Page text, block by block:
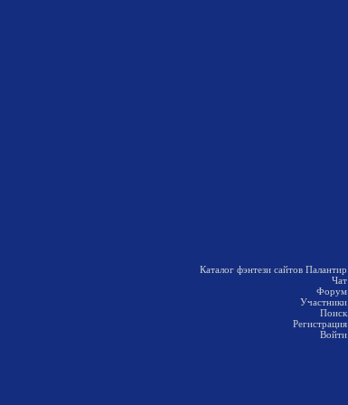
Каталог фэнтези сайтов Палантир
Чат
Форум
Участники
Поиск
Регистрация
Войти